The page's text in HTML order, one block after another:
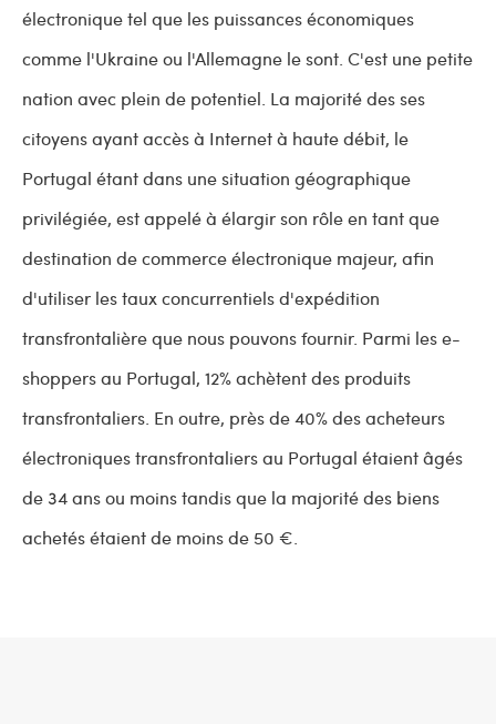
électronique tel que les puissances économiques
comme l'Ukraine ou l'Allemagne le sont. C'est une petite
nation avec plein de potentiel. La majorité des ses
citoyens ayant accès à Internet à haute débit, le
Portugal étant dans une situation géographique
privilégiée, est appelé à élargir son rôle en tant que
destination de commerce électronique majeur, afin
d'utiliser les taux concurrentiels d'expédition
transfrontalière que nous pouvons fournir. Parmi les e-
shoppers au Portugal, 12% achètent des produits
transfrontaliers. En outre, près de 40% des acheteurs
électroniques transfrontaliers au Portugal étaient âgés
de 34 ans ou moins tandis que la majorité des biens
achetés étaient de moins de 50 €.